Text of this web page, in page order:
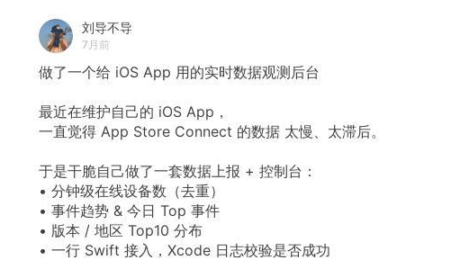
刘导不导
7月前
做了一个给 iOS App 用的实时数据观测后台
最近在维护自己的 iOS App，
一直觉得 App Store Connect 的数据 太慢、太滞后。
于是干脆自己做了一套数据上报 + 控制台：
• 分钟级在线设备数（去重）
• 事件趋势 & 今日 Top 事件
• 版本 / 地区 Top10 分布
• 一行 Swift 接入，Xcode 日志校验是否成功